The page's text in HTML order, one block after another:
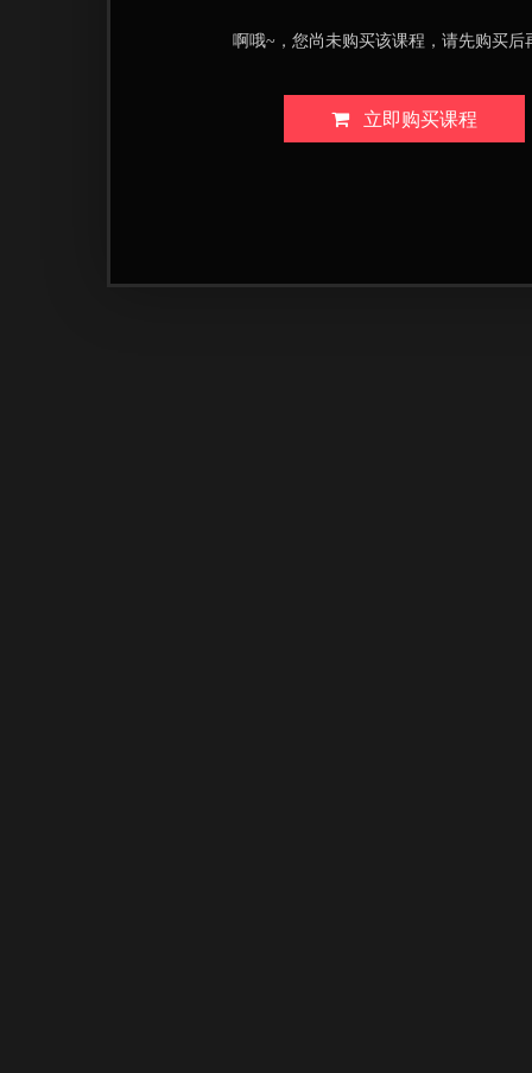
啊哦~，您尚未购买该课程，请先购买后
立即购买课程